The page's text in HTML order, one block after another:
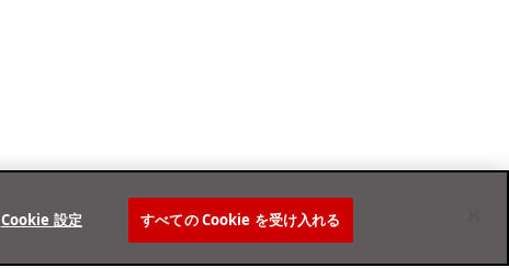
Cookie 設定 すべての Cookie を受け入れる